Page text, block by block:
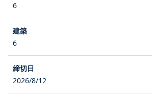
6
6
2026/8/12